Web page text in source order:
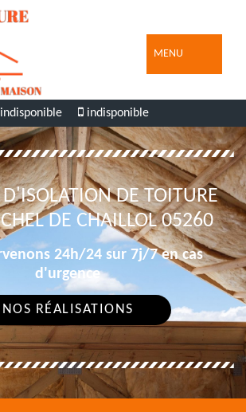
MENU
indisponible indisponible
DE TOITURE
DE CHAILLOL 05260
24h/24 sur 7j/7 en cas
d'urgence
NOS RÉALISATIONS